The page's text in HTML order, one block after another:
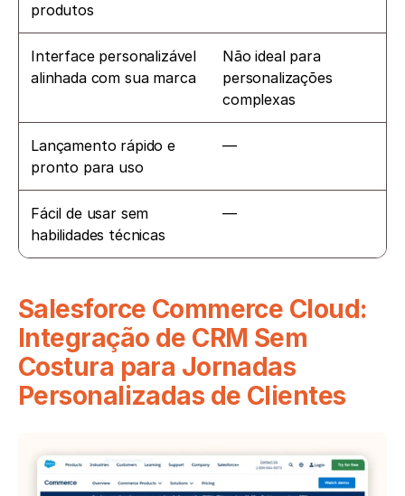
produtos
Interface personalizável
alinhada com sua marca
Não ideal para
personalizações
complexas
Lançamento rápido e
pronto para uso
—
Fácil de usar sem
habilidades técnicas
—
Salesforce Commerce Cloud:
Integração de CRM Sem
Costura para Jornadas
Personalizadas de Clientes